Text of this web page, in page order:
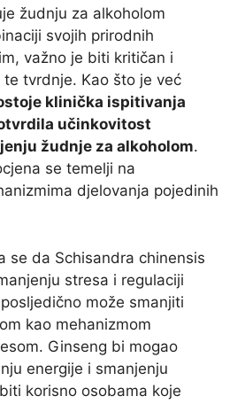
žudnju za alkoholom
svojih prirodnih
važno je biti kritičan i
tvrdnje. Kao što je već
klinička ispitivanja
učinkovitost
žudnje za alkoholom.
se temelji na
djelovanja pojedinih
se da Schisandra chinensis
stresa i regulaciji
može smanjiti
kao mehanizmom
Ginseng bi mogao
energije i smanjenju
korisno osobama koje